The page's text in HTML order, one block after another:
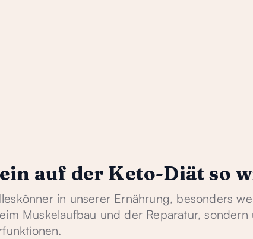
auf der Keto-Diät so
in unserer Ernährung, besonders
Muskelaufbau und der Reparatur,